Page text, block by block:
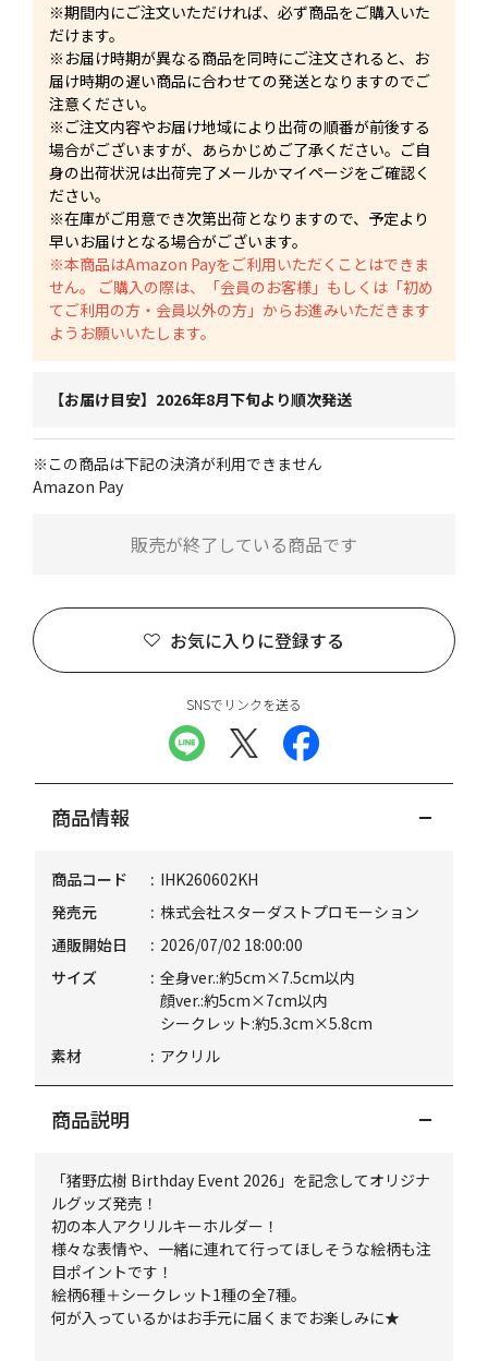
※期間内にご注文いただければ、必ず商品をご購入いた
だけます。
※お届け時期が異なる商品を同時にご注文されると、お
届け時期の遅い商品に合わせての発送となりますのでご
注意ください。
※ご注文内容やお届け地域により出荷の順番が前後する
場合がございますが、あらかじめご了承ください。ご自
身の出荷状況は出荷完了メールかマイページをご確認く
ださい。
※在庫がご用意でき次第出荷となりますので、予定より
早いお届けとなる場合がございます。
※本商品はAmazon Payをご利用いただくことはできま
せん。 ご購入の際は、「会員のお客様」もしくは「初め
てご利用の方・会員以外の方」からお進みいただきます
ようお願いいたします。
【お届け目安】2026年8月下旬より順次発送
※この商品は下記の決済が利用できません
Amazon Pay
お気に入りに登録する
販売が終了している商品です
SNSでリンクを送る
商品情報
商品コード
IHK260602KH
発売元
株式会社スターダストプロモーション
通販開始日
2026/07/02 18:00:00
サイズ
全身ver.:約5cm×7.5cm以内
顔ver.:約5cm×7cm以内
シークレット:約5.3cm×5.8cm
素材
アクリル
商品説明
「猪野広樹 Birthday Event 2026」を記念してオリジナ
ルグッズ発売！
初の本人アクリルキーホルダー！
様々な表情や、一緒に連れて行ってほしそうな絵柄も注
目ポイントです！
絵柄6種＋シークレット1種の全7種。
何が入っているかはお手元に届くまでお楽しみに★